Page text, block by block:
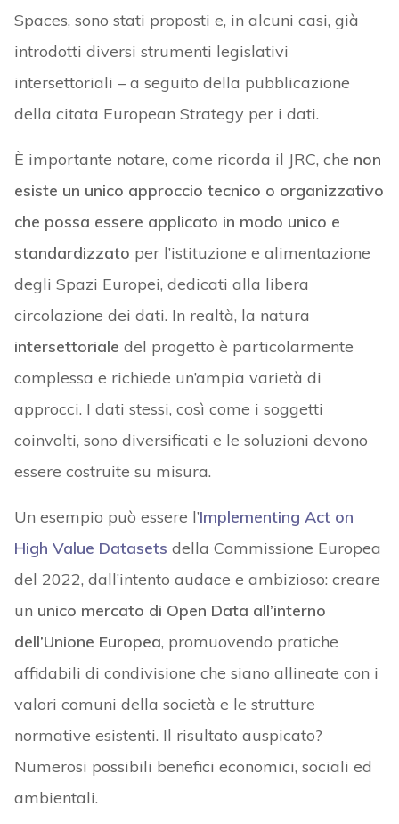
Spaces, sono stati proposti e, in alcuni casi, già
introdotti diversi strumenti legislativi
intersettoriali – a seguito della pubblicazione
della citata European Strategy per i dati.
È importante notare, come ricorda il JRC, che non
esiste un unico approccio tecnico o organizzativo
che possa essere applicato in modo unico e
standardizzato per l’istituzione e alimentazione
degli Spazi Europei, dedicati alla libera
circolazione dei dati. In realtà, la natura
intersettoriale del progetto è particolarmente
complessa e richiede un’ampia varietà di
approcci. I dati stessi, così come i soggetti
coinvolti, sono diversificati e le soluzioni devono
essere costruite su misura.
Un esempio può essere l’Implementing Act on
High Value Datasets della Commissione Europea
del 2022, dall’intento audace e ambizioso: creare
un unico mercato di Open Data all’interno
dell’Unione Europea, promuovendo pratiche
affidabili di condivisione che siano allineate con i
valori comuni della società e le strutture
normative esistenti. Il risultato auspicato?
Numerosi possibili benefici economici, sociali ed
ambientali.